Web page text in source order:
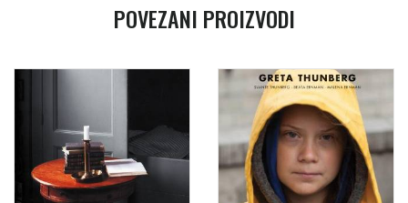
POVEZANI PROIZVODI